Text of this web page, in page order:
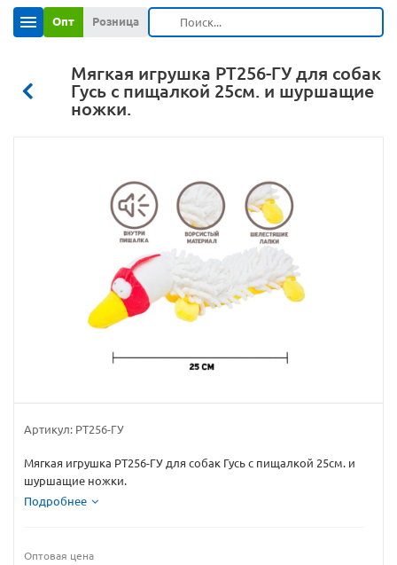
Опт Розница
Мягкая игрушка РТ256-ГУ для собак
Гусь с пищалкой 25см. и шуршащие
ножки.
Артикул: РТ256-ГУ
Мягкая игрушка РТ256-ГУ для собак Гусь с пищалкой 25см. и
шуршащие ножки.
Подробнее
Оптовая цена